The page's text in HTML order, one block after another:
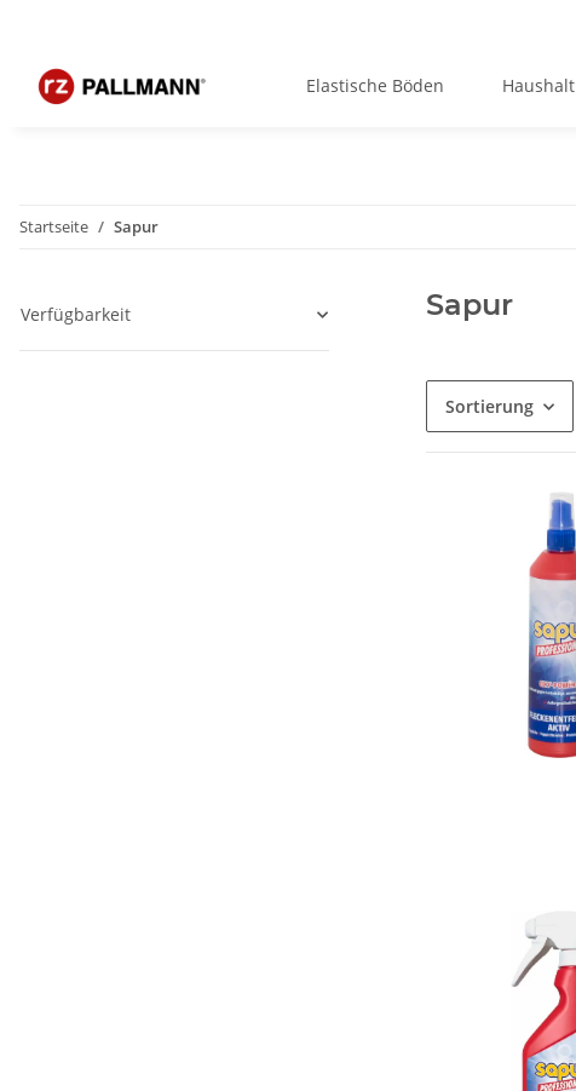
Elastische Böden Haushalt
Startseite Sapur
Sapur
Sortierung
Verfügbarkeit